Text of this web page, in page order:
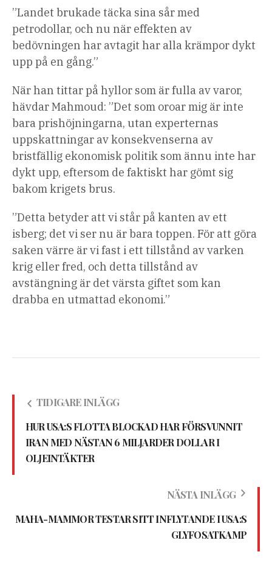
”Landet brukade täcka sina sår med
petrodollar, och nu när effekten av
bedövningen har avtagit har alla krämpor dykt
upp på en gång.”
När han tittar på hyllor som är fulla av varor,
hävdar Mahmoud: ”Det som oroar mig är inte
bara prishöjningarna, utan experternas
uppskattningar av konsekvenserna av
bristfällig ekonomisk politik som ännu inte har
dykt upp, eftersom de faktiskt har gömt sig
bakom krigets brus.
”Detta betyder att vi står på kanten av ett
isberg; det vi ser nu är bara toppen. För att göra
saken värre är vi fast i ett tillstånd av varken
krig eller fred, och detta tillstånd av
avstängning är det värsta giftet som kan
drabba en utmattad ekonomi.”
TIDIGARE INLÄGG
HUR USA:S FLOTTA BLOCKAD HAR FÖRSVUNNIT
IRAN MED NÄSTAN 6 MILJARDER DOLLAR I
OLJEINTÄKTER
NÄSTA INLÄGG
MAHA-MAMMOR TESTAR SITT INFLYTANDE I USA:S
GLYFOSATKAMP